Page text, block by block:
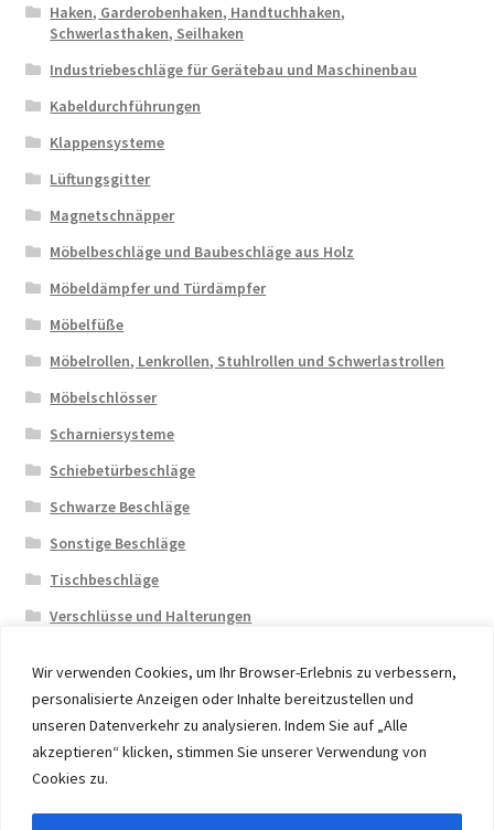
Wir verwenden Cookies, um Ihr Browser-Erlebnis zu verbessern,
personalisierte Anzeigen oder Inhalte bereitzustellen und
unseren Datenverkehr zu analysieren. Indem Sie auf „Alle
akzeptieren“ klicken, stimmen Sie unserer Verwendung von
Cookies zu.
Haken, Garderobenhaken, Handtuchhaken,
Schwerlasthaken, Seilhaken
Industriebeschläge für Gerätebau und Maschinenbau
Kabeldurchführungen
Klappensysteme
Lüftungsgitter
Magnetschnäpper
Möbelbeschläge und Baubeschläge aus Holz
Möbeldämpfer und Türdämpfer
Möbelfüße
Möbelrollen, Lenkrollen, Stuhlrollen und Schwerlastrollen
Möbelschlösser
Scharniersysteme
Schiebetürbeschläge
Schwarze Beschläge
Sonstige Beschläge
Tischbeschläge
Verschlüsse und Halterungen
© 2026 Eruon Trade UG, Germany, member of the ERUON